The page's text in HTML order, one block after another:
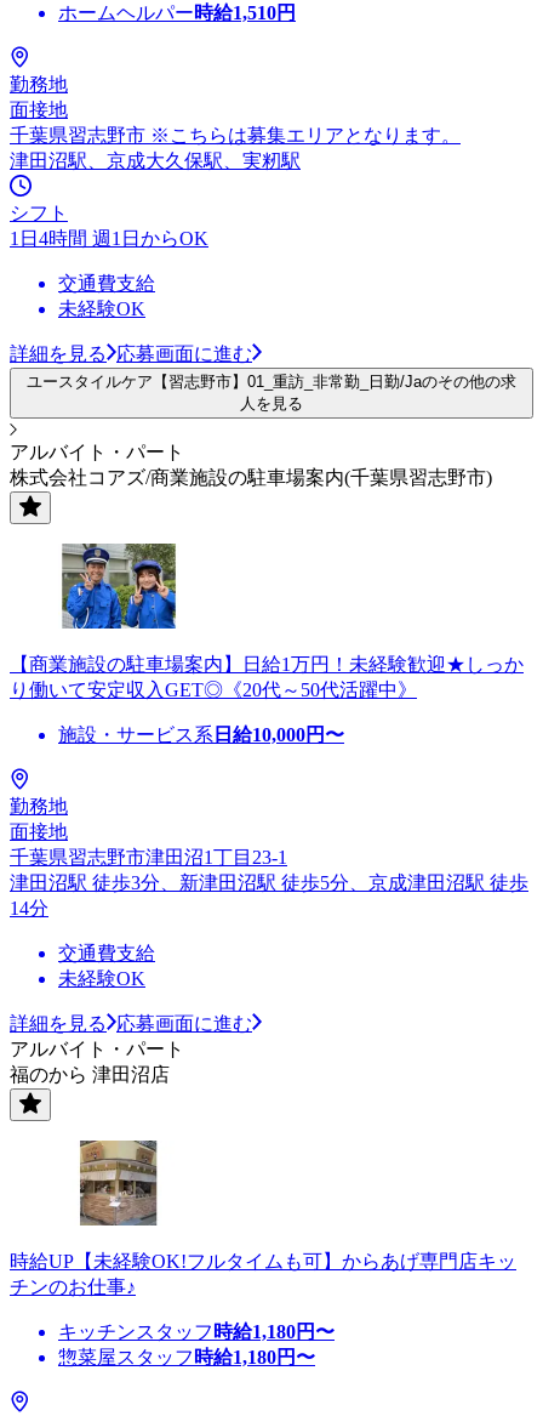
ホームヘルパー時給1,510円
勤務地
面接地
千葉県習志野市 ※こちらは募集エリアとなります。
津田沼駅、京成大久保駅、実籾駅
シフト
1日4時間 週1日からOK
交通費支給
未経験OK
詳細を見る 応募画面に進む
ユースタイルケア【習志野市】01_重訪_非常勤_日勤/Jaのその他の求
人を見る
アルバイト・パート
株式会社コアズ/商業施設の駐車場案内(千葉県習志野市)
【商業施設の駐車場案内】日給1万円！未経験歓迎★しっか
り働いて安定収入GET◎《20代～50代活躍中》
施設・サービス系 日給10,000円〜
勤務地
面接地
千葉県習志野市津田沼1丁目23-1
津田沼駅 徒歩3分、新津田沼駅 徒歩5分、京成津田沼駅 徒歩
14分
交通費支給
未経験OK
詳細を見る
応募画面に進む
アルバイト・パート
福のから 津田沼店
時給UP【未経験OK!フルタイムも可】からあげ専門店キッ
チンのお仕事♪
キッチンスタッフ 時給1,180円〜
惣菜屋スタッフ 時給1,180円〜